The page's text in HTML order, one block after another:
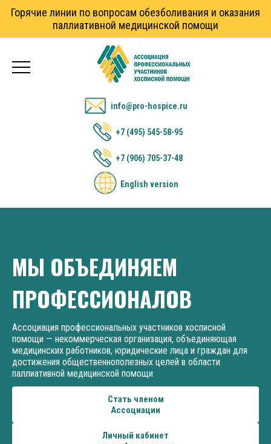
Горячие линии по вопросам обезболивания и оказания
паллиативной медицинской помощи
info@pro-hospice.ru
+7 (495) 545-58-95
+7 (906) 705-37-48
English version
МЫ ОБЪЕДИНЯЕМ
ПРОФЕССИОНАЛОВ
Ассоциация профессиональных участников хосписной
помощи — некоммерческая организация, объединяющая
медицинских работников, юридические лица и граждан для
достижения общественнополезных целей в области
паллиативной медицинской помощи
Стать членом
Ассоциации
Личный кабинет